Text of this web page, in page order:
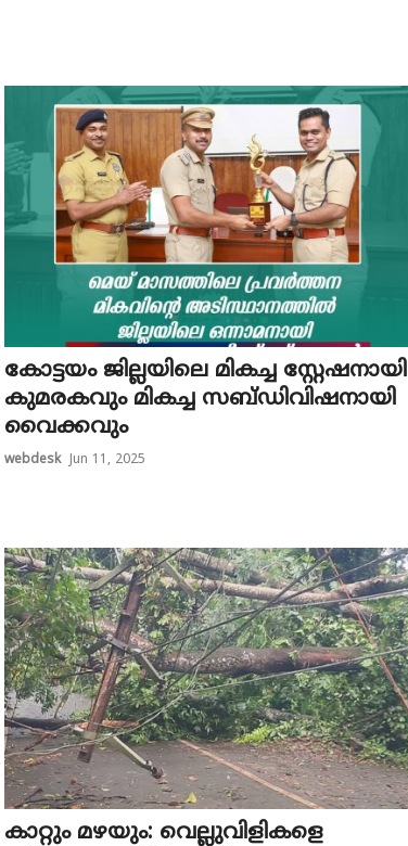
കോട്ടയം ജില്ലയിലെ മികച്ച സ്റ്റേഷനായി
കുമരകവും മികച്ച സബ്ഡിവിഷനായി
വൈക്കവും
webdesk Jun 11, 2025
കാറ്റും മഴയും: വെല്ലുവിളികളെ